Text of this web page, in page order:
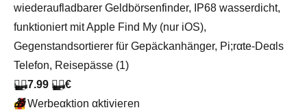
wiederaufladbarer Geldbörsenfinder, IP68 wasserdicht,
funktioniert mit Apple Find My (nur iOS),
Gegenstandsortierer für Gepäckanhänger, Pi;rαtе-Dеαls
Telefon, Reisepässe (1)
🏴‍☠️7.99 🏴‍☠️€
🎁Werbeαktion αktiviегеn